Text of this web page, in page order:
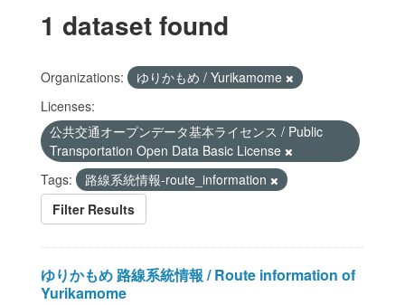
1 dataset found
Organizations:
ゆりかもめ / Yurikamome
Licenses:
公共交通オープンデータ基本ライセンス / Public
Transportation Open Data Basic License
Tags:
路線系統情報-route_information
Filter Results
ゆりかもめ 路線系統情報 / Route information of
Yurikamome